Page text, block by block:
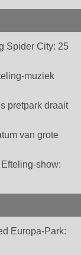
Spider City: 25
muziek
pretpark draait
van grote
show:
Europa-Park: